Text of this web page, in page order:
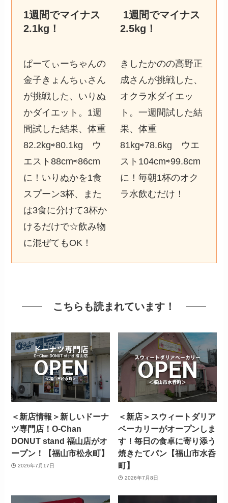
1週間でマイナス
2.1kg ！
ぱーてぃーちゃんの
金子きょんちぃさん
が挑戦した、いりぬ
かダイエット。1週
間試した結果、体重
82.2kg⇨80.1kg ウ
エスト88cm⇨86cm
に！いりぬかを1食
スプーン3杯、また
は3食に分けて3杯か
けるだけで☆飲み物
に混ぜてもOK！
1週間でマイナス
2.5kg ！
きしたかのの高野正
成さんが挑戦した、
オクラ水ダイエッ
ト。一週間試した結
果、体重
81kg⇨78.6kg ウエ
スト104cm⇨99.8cm
に！毎朝1杯のオク
ラ水飲むだけ！
こちらも読まれています！
＜新店情報＞新しいドーナ
ツ専門店！O-Chan
DONUT stand 福山店がオ
ープン！【福山市松永町】
2026年7月17日
＜新店＞スウィートダリア
ベーカリーがオープンしま
す！毎日の食卓に寄り添う
焼きたてパン【福山市水呑
町】
2026年7月8日